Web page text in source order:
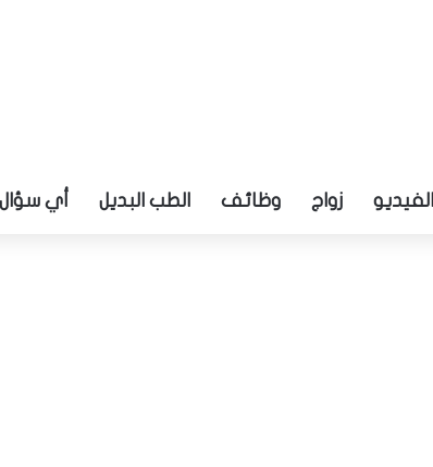
الفيديو زواج وظائف الطب البديل أي سؤال